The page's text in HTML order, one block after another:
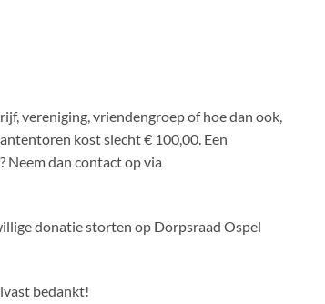
vereniging, vriendengroep of hoe dan ook,
kost slecht € 100,00. Een
Neem dan contact op via
donatie storten op Dorpsraad Ospel
bedankt!